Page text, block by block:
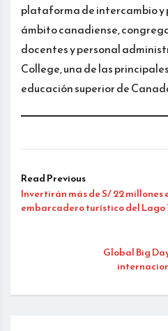
plataforma de intercambio y
ámbito canadiense,
docentes y personal
College, una de las
educación superior de
Read Previous
Invertirán más de S/ 22 millones
embarcadero turístico del
Global Big